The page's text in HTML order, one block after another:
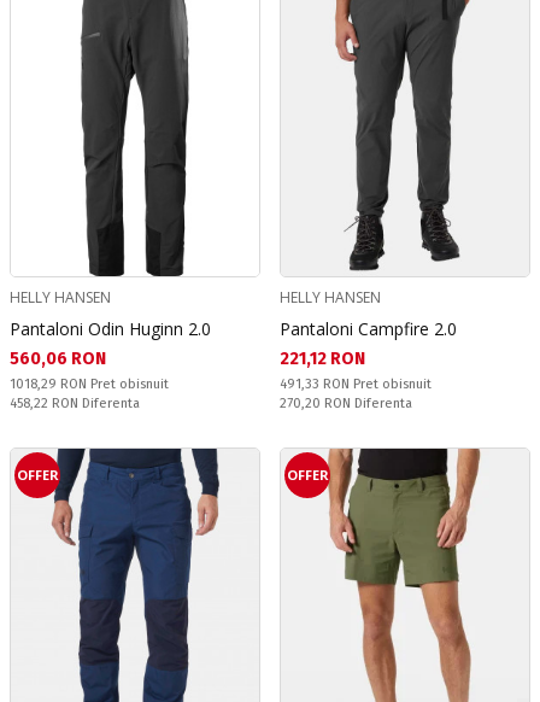
HELLY HANSEN
Pantaloni Odin Huginn 2.0
Текуща цена:
560,06 RON
Pret obisnuit:
1018,29 RON Pret obisnuit
Спестявате:
458,22 RON Diferenta
HELLY HANSEN
Pantaloni Campfire 2.0
Текуща цена:
221,12 RON
Pret obisnuit:
491,33 RON Pret obisnuit
Спестявате:
270,20 RON Diferenta
OFFER OFFER